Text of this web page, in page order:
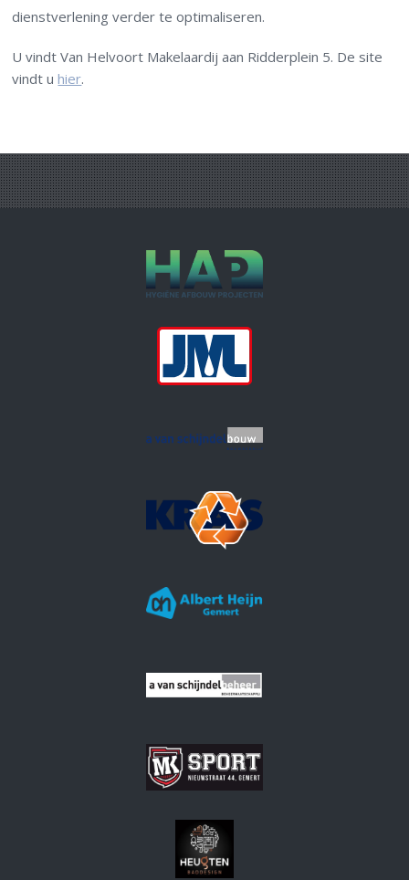
dienstverlening verder te optimaliseren.
U vindt Van Helvoort Makelaardij aan Ridderplein 5. De site
vindt uhier.